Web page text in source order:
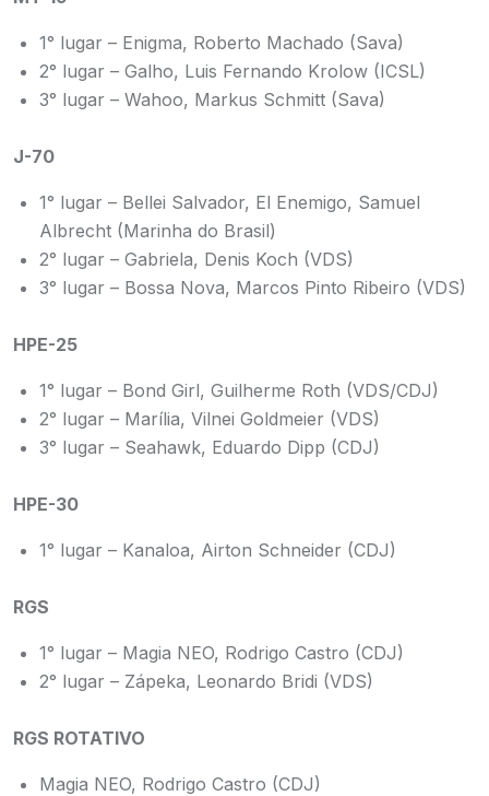
1° lugar – Enigma, Roberto Machado (Sava)
2° lugar – Galho, Luis Fernando Krolow (ICSL)
3° lugar – Wahoo, Markus Schmitt (Sava)
J-70
1° lugar – Bellei Salvador, El Enemigo, Samuel
Albrecht (Marinha do Brasil)
2° lugar – Gabriela, Denis Koch (VDS)
3° lugar – Bossa Nova, Marcos Pinto Ribeiro (VDS)
HPE-25
1° lugar – Bond Girl, Guilherme Roth (VDS/CDJ)
2° lugar – Marília, Vilnei Goldmeier (VDS)
3° lugar – Seahawk, Eduardo Dipp (CDJ)
HPE-30
1° lugar – Kanaloa, Airton Schneider (CDJ)
RGS
1° lugar – Magia NEO, Rodrigo Castro (CDJ)
2° lugar – Zápeka, Leonardo Bridi (VDS)
RGS ROTATIVO
Magia NEO, Rodrigo Castro (CDJ)